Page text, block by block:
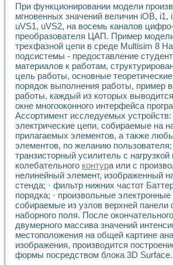
Моделирование надежности и
Лабораторные практикумы и
Автоматизация
Автоматизированные
Виртуальный прибор для
Использование виртуальных
Использование программ
Лабораторный практикум по
Лабораторный практикум по
Лабораторный практикум по
Опыт использования NI
Применение LabVIEW для
Создание виртуальной работы
Обратный маятник
Устройство для изучения
Лабораторный практикум:
Стенд для исследования
Система статистической
Автоматизация лазерно-
Модельно-измерительный
Использование технологий
Учебный практикум
Учебный стенд для
Оборудование и программное
При функционировании модели
мгновенных значений величин iОB, i1,
uVS1, uVS2, на восемь каналов
преобразователя ЦАП. Пример
трехфазной цепи в среде Multisim 8
подсистемы - предоставление
материалов к работам,
цель работы, основные
порядок выполнения работы, пример
работы, каждый из которых
окне многооконного интерфейса
Ассортимент исследуемых
электрические цепи, собираемые на
прилагаемых элементов, а также
элементов, по желанию
транзисторный усилитель с нагрузкой
колебательного контура или с
нелинейный элемент, изображенный
стенда; · фильтр нижних частот
порядка; · произвольные
собираемые из узлов верхней панели
наборного поля. После
двумерного массива значений
местоположения на общей картине
изображения, производится
формы посредством блока 3D Surface.